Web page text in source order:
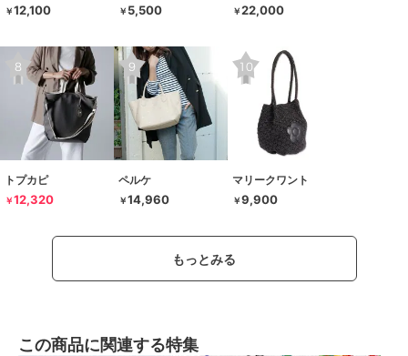
￥12,100 ￥ 5,500 ￥22,000
トプカピ
￥12,320
ペルケ
￥14,960
マリークワント
￥9,900
もっとみる
この商品に関連する特集